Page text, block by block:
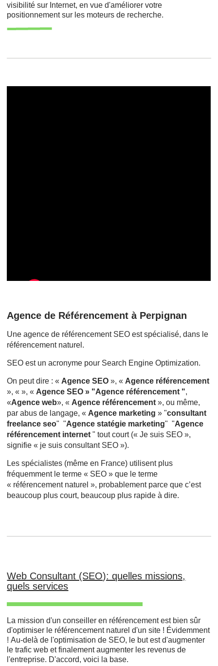
visibilité sur Internet, en vue d'améliorer votre
positionnement sur les moteurs de recherche.
Agence de Référencement à Perpignan
Une agence de référencement SEO est spécialisé, dans le
référencement naturel.
SEO est un acronyme pour Search Engine Optimization.
On peut dire : « Agence SEO », « Agence référencement
», « », « Agence SEO » "Agence référencement ",
«Agence web», « Agence référencement », ou même,
par abus de langage, « Agence marketing » "consultant
freelance seo" "Agence statégie marketing" "Agence
référencement internet" tout court (« Je suis SEO »,
signifie « je suis consultant SEO »).
Les spécialistes (même en France) utilisent plus
fréquemment le terme « SEO » que le terme
« référencement naturel », probablement parce que c’est
beaucoup plus court, beaucoup plus rapide à dire.
Web Consultant (SEO): quelles missions,
quels services
La mission d'un conseiller en référencement est bien sûr
d'optimiser le référencement naturel d'un site ! Évidemment
! Au-delà de l'optimisation de SEO, le but est d'augmenter
le trafic web et finalement augmenter les revenus de
l'entreprise. D'accord, voici la base.